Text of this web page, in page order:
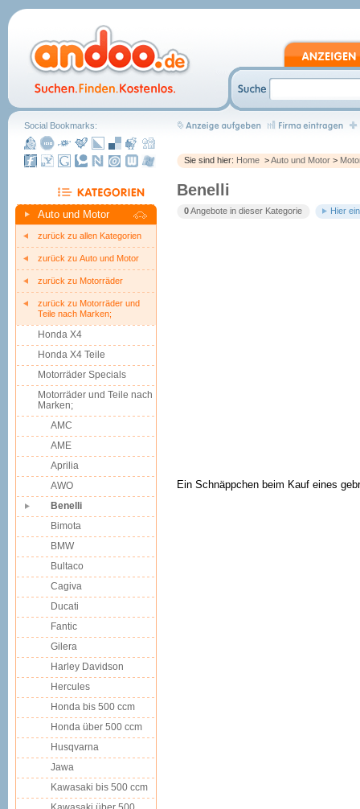
Sie sind hier: Home >Auto und Motor >
Benelli
0Angebote in dieser Kategorie Hier
Ein Schnäppchen beim Kauf eines
Social Bookmarks:
Auto und Motor
zurück zu allen Kategorien
zurück zu Auto und Motor
zurück zu Motorräder
zurück zu Motorräder und
Teile nach Marken;
Honda X4
Honda X4 Teile
Motorräder Specials
Motorräder und Teile nach
Marken;
AMC
AME
Aprilia
AWO
Benelli
Bimota
BMW
Bultaco
Cagiva
Ducati
Fantic
Gilera
Harley Davidson
Hercules
Honda bis 500 ccm
Honda über 500 ccm
Husqvarna
Jawa
Kawasaki bis 500 ccm